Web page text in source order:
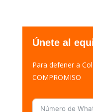
Únete al
Para defener a
COMPROMISO